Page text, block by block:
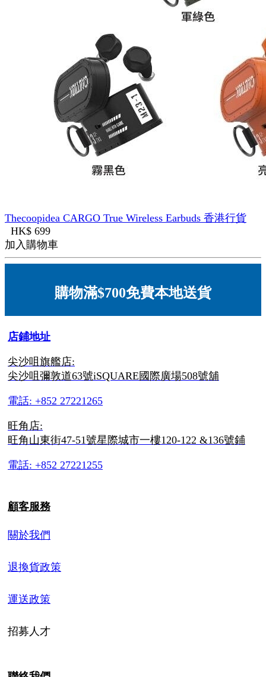
Thecoopidea CARGO True Wireless Earbuds 香港行貨
HK$ 699
加入購物車
購物滿$700免費本地送貨
店鋪地址
尖沙咀旗艦店:
尖沙咀彌敦道63號iSQUARE國際廣場508號舖
電話: +852 27221265
旺角店:
旺角山東街47-51號星際城市一樓120-122 &136號鋪
電話: +852 27221255
顧客服務
關於我們
退換貨政策
運送政策
招募人才